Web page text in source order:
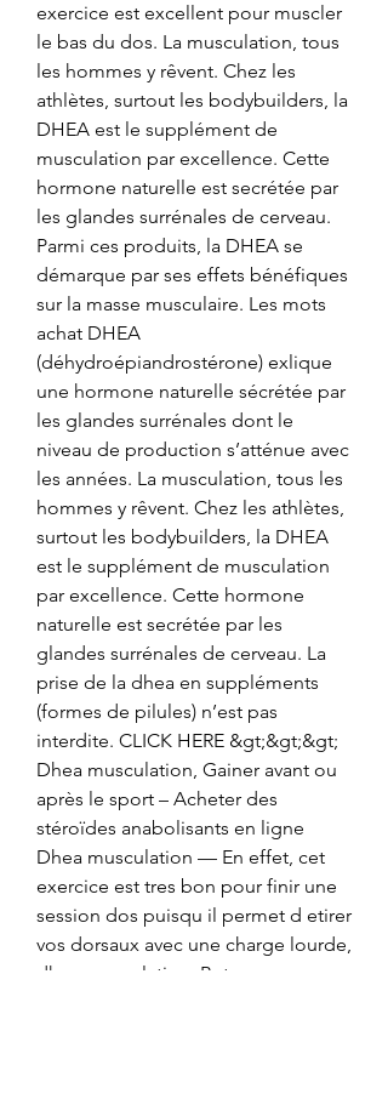
exercice est excellent pour muscler
le bas du dos. La musculation, tous
les hommes y rêvent. Chez les
athlètes, surtout les bodybuilders, la
DHEA est le supplément de
musculation par excellence. Cette
hormone naturelle est secrétée par
les glandes surrénales de cerveau.
Parmi ces produits, la DHEA se
démarque par ses effets bénéfiques
sur la masse musculaire. Les mots
achat DHEA
(déhydroépiandrostérone) exlique
une hormone naturelle sécrétée par
les glandes surrénales dont le
niveau de production s’atténue avec
les années. La musculation, tous les
hommes y rêvent. Chez les athlètes,
surtout les bodybuilders, la DHEA
est le supplément de musculation
par excellence. Cette hormone
naturelle est secrétée par les
glandes surrénales de cerveau. La
prise de la dhea en suppléments
(formes de pilules) n’est pas
interdite. CLICK HERE &gt;&gt;&gt;
Dhea musculation, Gainer avant ou
après le sport – Acheter des
stéroïdes anabolisants en ligne
Dhea musculation — En effet, cet
exercice est tres bon pour finir une
session dos puisqu il permet d etirer
vos dorsaux avec une charge lourde,
dhea musculation. Beta